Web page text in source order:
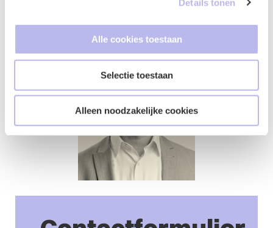
Details tonen
Alle cookies toestaan
Selectie toestaan
Alleen noodzakelijke cookies